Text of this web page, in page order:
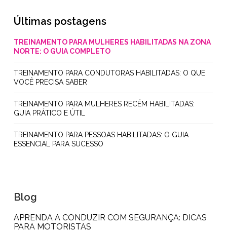
Últimas postagens
TREINAMENTO PARA MULHERES HABILITADAS NA ZONA
NORTE: O GUIA COMPLETO
TREINAMENTO PARA CONDUTORAS HABILITADAS: O QUE
VOCÊ PRECISA SABER
TREINAMENTO PARA MULHERES RECÉM HABILITADAS:
GUIA PRÁTICO E ÚTIL
TREINAMENTO PARA PESSOAS HABILITADAS: O GUIA
ESSENCIAL PARA SUCESSO
Blog
APRENDA A CONDUZIR COM SEGURANÇA: DICAS
PARA MOTORISTAS